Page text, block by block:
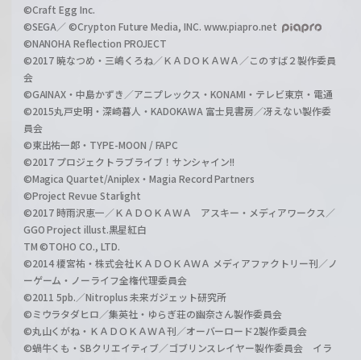
©Craft Egg Inc.
©SEGA／ ©Crypton Future Media, INC. www.piapro.net
©NANOHA Reflection PROJECT
©2017 暁なつめ・三嶋くろね／ＫＡＤＯＫＡＷＡ／このすば２製作委員
会
©GAINAX・中島かずき／アニプレックス・KONAMI・テレビ東京・電通
©2015丸戸史明・深崎暮人・KADOKAWA 富士見書房／冴えない製作委
員会
©東出祐一郎・TYPE-MOON / FAPC
©2017 プロジェクトラブライブ！サンシャイン!!
©Magica Quartet/Aniplex・Magia Record Partners
©Project Revue Starlight
©2017 時雨沢恵一／ＫＡＤＯＫＡＷＡ アスキー・メディアワークス／
GGO Project illust.黒星紅白
TM ©TOHO CO., LTD.
©2014 榎宮祐・株式会社ＫＡＤＯＫＡＷＡ メディアファクトリー刊／ノ
ーゲーム・ノーライフ全権代理委員会
©2011 5pb.／Nitroplus 未来ガジェット研究所
©ミウラタダヒロ／集英社・ゆらぎ荘の幽奈さん製作委員会
©丸山くがね・ＫＡＤＯＫＡＷＡ刊／オーバーロード2製作委員会
©蝸牛くも・SBクリエイティブ／ゴブリンスレイヤー製作委員会 イラ